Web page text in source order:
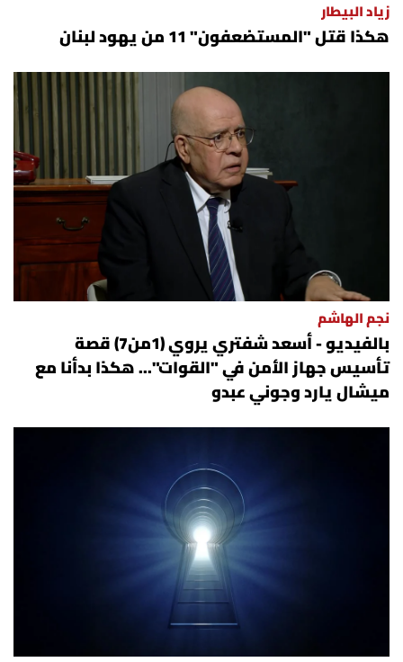
زياد البيطار
هكذا قتل "المستضعفون" 11 من يهود لبنان
نجم الهاشم
بالفيديو - أسعد شفتري يروي (1من7) قصة
تأسيس جهاز الأمن في "القوات"... هكذا بدأنا مع
ميشال يارد وجوني عبدو